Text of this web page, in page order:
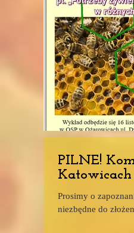
PILNE!
Katowicach
Prosimy o
niezbędne do